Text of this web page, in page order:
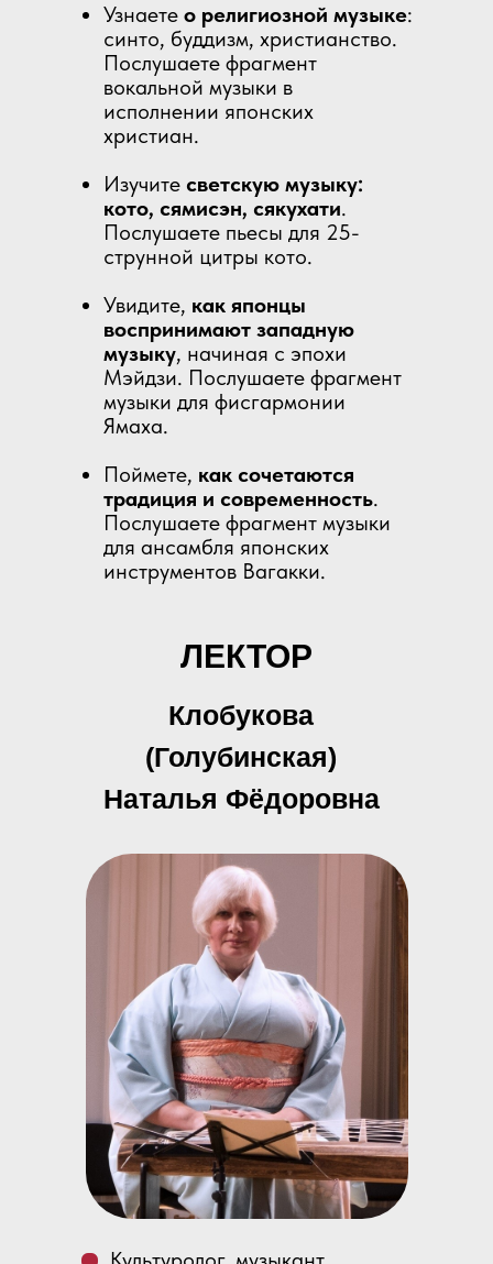
Узнаете о религиозной музыке:
синто, буддизм, христианство.
Послушаете фрагмент
вокальной музыки в
исполнении японских
христиан.
Изучите светскую музыку:
кото, сямисэн, сякухати.
Послушаете пьесы для 25-
струнной цитры кото.
Увидите, как японцы
воспринимают западную
музыку, начиная с эпохи
Мэйдзи. Послушаете фрагмент
музыки для фисгармонии
Ямаха.
Поймете, как сочетаются
традиция и современность.
Послушаете фрагмент музыки
для ансамбля японских
инструментов Вагакки.
Клобукова
(Голубинская)
Наталья Фёдоровна
ЛЕКТОР